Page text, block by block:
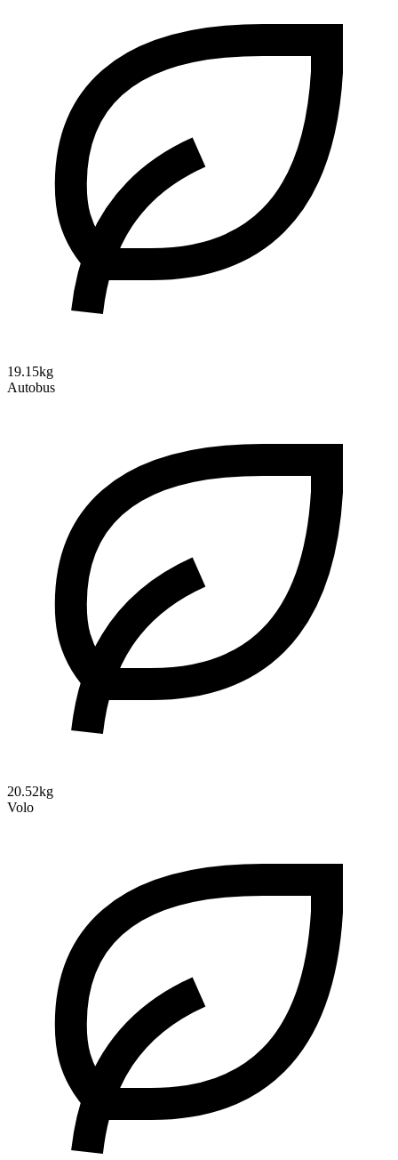
19.15kg
Autobus
20.52kg
Volo